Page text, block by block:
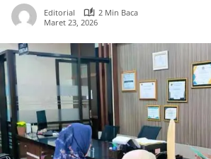
Editorial
2 Min Baca
Maret 23, 2026